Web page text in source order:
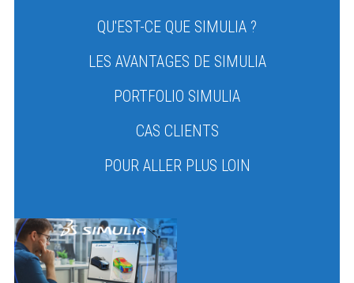
QU'EST-CE QUE SIMULIA ?
LES AVANTAGES DE SIMULIA
PORTFOLIO SIMULIA
CAS CLIENTS
POUR ALLER PLUS LOIN